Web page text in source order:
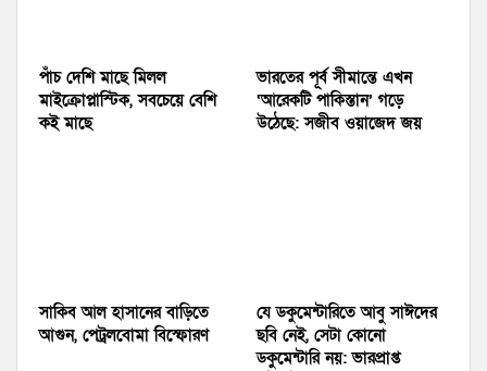
পাঁচ দেশি মাছে মিলল
মাইক্রোপ্লাস্টিক, সবচেয়ে বেশি
কই মাছে
ভারতের পূর্ব সীমান্তে এখন
‘আরেকটি পাকিস্তান’ গড়ে
উঠেছে: সজীব ওয়াজেদ জয়
সাকিব আল হাসানের বাড়িতে
আগুন, পেট্রলবোমা বিস্ফোরণ
যে ডকুমেন্টারিতে আবু সাঈদের
ছবি নেই, সেটা কোনো
ডকুমেন্টারি নয়: ভারপ্রাপ্ত